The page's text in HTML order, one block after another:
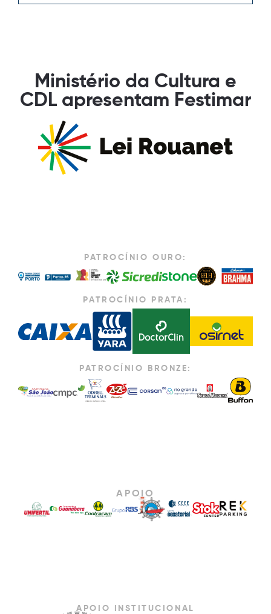
Ministério da Cultura e
CDL apresentam Festimar
PATROCÍNIO OURO:
PATROCÍNIO PRATA:
PATROCÍNIO BRONZE:
APOIO
APOIO INSTITUCIONAL